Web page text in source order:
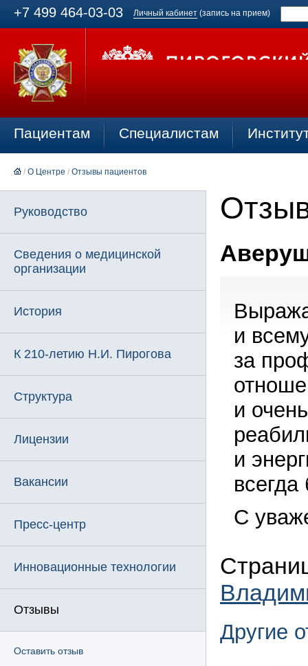
+7 499 464-03-03 Личный кабинет (запись на прием)
Пациентам Специалистам
/ О Центре / Отзывы пациентов
Руководство
Сведения о медицинской
организации
История
К 210-летию Н.И. Пирогова
Структура
Лицензии
Вакансии
Пресс-центр
Инновационные технологии
Отзывы
Оставить отзыв
и
за
и
и
С
Другие